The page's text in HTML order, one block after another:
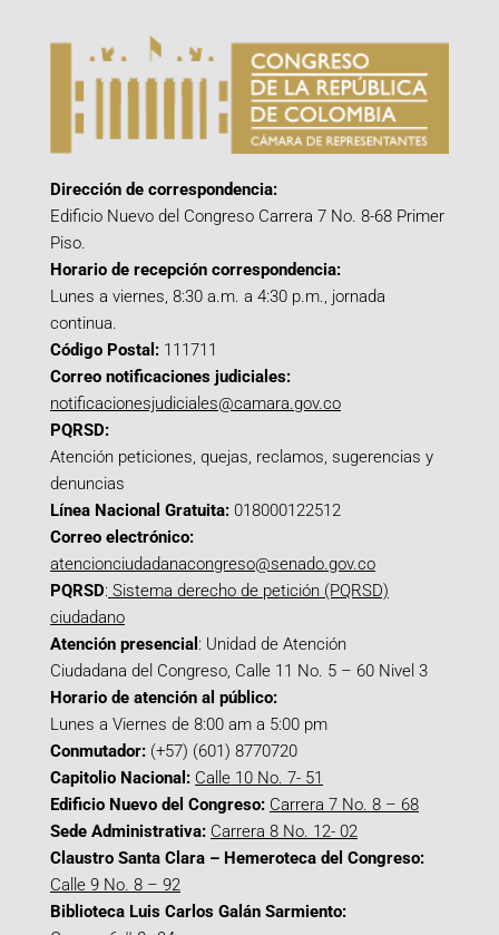
Dirección de correspondencia:
Edificio Nuevo del Congreso Carrera 7 No. 8-68 Primer
Piso.
Horario de recepción correspondencia:
Lunes a viernes, 8:30 a.m. a 4:30 p.m., jornada
continua.
Código Postal: 111711
Correo notificaciones judiciales:
notificacionesjudiciales@camara.gov.co
PQRSD:
Atención peticiones, quejas, reclamos, sugerencias y
denuncias
Línea Nacional Gratuita: 018000122512
Correo electrónico:
atencionciudadanacongreso@senado.gov.co
PQRSD: Sistema derecho de petición (PQRSD)
ciudadano
Atención presencial : Unidad de Atención
Ciudadana del Congreso, Calle 11 No. 5 – 60 Nivel 3
Horario de atención al público:
Lunes a Viernes de 8:00 am a 5:00 pm
Conmutador: (+57) (601) 8770720
Capitolio Nacional: Calle 10 No. 7- 51
Edificio Nuevo del Congreso: Carrera 7 No. 8 – 68
Sede Administrativa: Carrera 8 No. 12- 02
Claustro Santa Clara – Hemeroteca del Congreso:
Calle 9 No. 8 – 92
Biblioteca Luis Carlos Galán Sarmiento: